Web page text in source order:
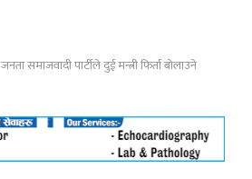
जनता समाजवादी पार्टीले दुई मन्त्री फिर्ता बोलाउने